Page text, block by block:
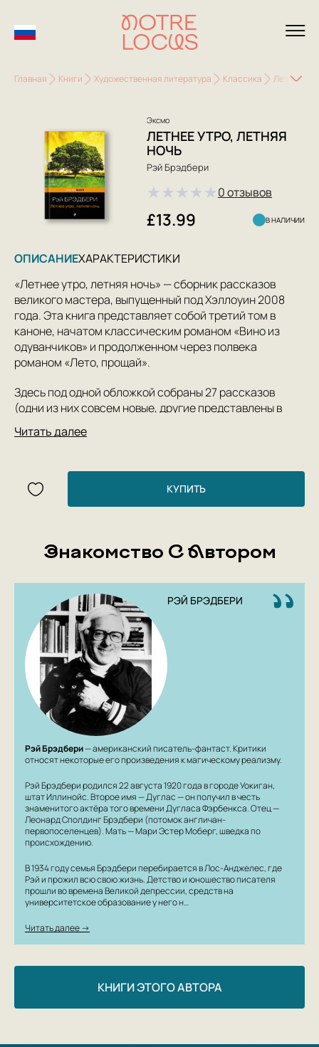
Главная Книги Художественная литература Классика Летнее
Эксмо
ЛЕТНЕЕ УТРО, ЛЕТНЯЯ
НОЧЬ
Рэй Брэдбери
★★★★★0 отзывов
£13.99 В НАЛИЧИИ
ОПИСАНИЕХАРАКТЕРИСТИКИ
«Летнее утро, летняя ночь» — сборник рассказов
великого мастера, выпущенный под Хэллоуин 2008
года. Эта книга представляет собой третий том в
каноне, начатом классическим романом «Вино из
одуванчиков» и продолженном через полвека
романом «Лето, прощай».
Здесь под одной обложкой собраны 27 рассказов
(одни из них совсем новые, другие представлены в
первоначальной авторской редакции), действие
которых происходит в любимом с детства миллионами
зреющих яблок дурманит голову, первая любовь
обещает быть вечной, а лето не кончается никогда…
Читать далее
КУПИТЬ
Знакомство С Автором
РЭЙ БРЭДБЕРИ
Рэй Брэдбери— американский писатель-фантаст. Критики
относят некоторые его произведения к магическому реализму.
Рэй Брэдбери родился 22 августа 1920 года в городе Уокиган,
штат Иллинойс. Второе имя — Дуглас — он получил в честь
знаменитого актёра того времени Дугласа Фэрбенкса. Отец —
Леонард Сполдинг Брэдбери (потомок англичан-
первопоселенцев). Мать — Мари Эстер Моберг, шведка по
происхождению.
В 1934 году семья Брэдбери перебирается в Лос-Анджелес, где
Рэй и прожил всю свою жизнь. Детство и юношество писателя
прошли во времена Великой депрессии, средств на
университетское образование у него н…
Читать далее →
КНИГИ ЭТОГО АВТОРА